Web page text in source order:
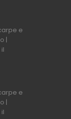
e
|
e
|